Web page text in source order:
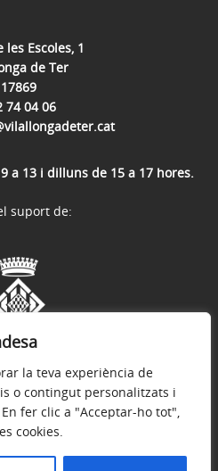
la teva experiència de
o contingut personalitzats i
fer clic a "Acceptar-ho tot",
cookies.
les Escoles, 1
de Ter
17869
74 04 06
a 13 i dilluns de 15 a 17 hores.
privacitat
suport de: